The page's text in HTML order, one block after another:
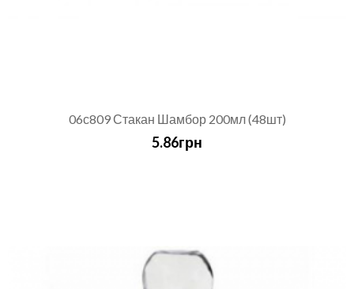
06с809 Стакан Шамбор 200мл (48шт)
5.86грн